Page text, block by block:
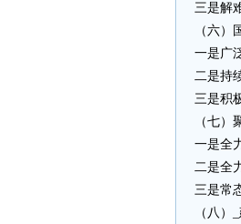
三是解
（六
一是广
二是持
三是积
（七
一是全
二是全
三是常
（八